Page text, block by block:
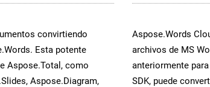
convirtiendo
Esta potente
Aspose.Total, como
Aspose.Diagram,
Aspose.Words
archivos de MS
anteriormente
SDK, puede